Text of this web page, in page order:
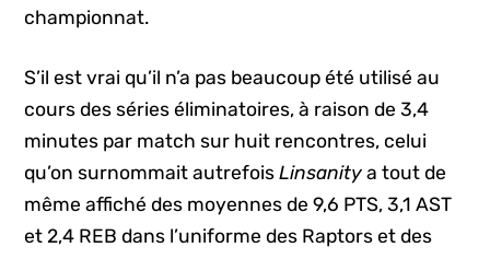
championnat.
S’il est vrai qu’il n’a pas beaucoup été utilisé au
cours des séries éliminatoires, à raison de 3,4
minutes par match sur huit rencontres, celui
qu’on surnommait autrefoisLinsanity a tout de
même affiché des moyennes de 9,6 PTS, 3,1 AST
et 2,4 REB dans l’uniforme des Raptors et des